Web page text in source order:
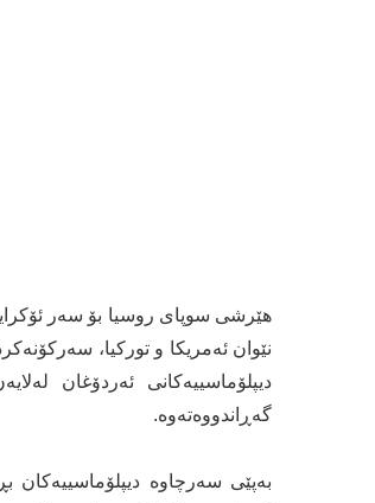
ھێرشی سوپای روسیا بۆ سەر
نێوان ئەمریکا و تورکیا،
دیپلۆماسییەکانی ئەردۆغان
گەڕاندووەتەوە.
بەپێی سەرچاوە